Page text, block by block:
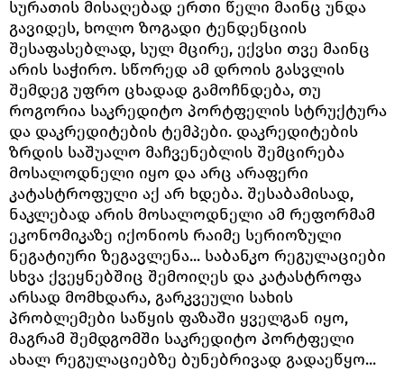
სურათის მისაღებად ერთი წელი მაინც უნდა
გავიდეს, ხოლო ზოგადი ტენდენციის
შესაფასებლად, სულ მცირე, ექვსი თვე მაინც
არის საჭირო. სწორედ ამ დროის გასვლის
შემდეგ უფრო ცხადად გამოჩნდება, თუ
როგორია საკრედიტო პორტფელის სტრუქტურა
და დაკრედიტების ტემპები. დაკრედიტების
ზრდის საშუალო მაჩვენებლის შემცირება
მოსალოდნელი იყო და არც არაფერი
კატასტროფული აქ არ ხდება. შესაბამისად,
ნაკლებად არის მოსალოდნელი ამ რეფორმამ
ეკონომიკაზე იქონიოს რაიმე სერიოზული
ნეგატიური ზეგავლენა... საბანკო რეგულაციები
სხვა ქვეყნებშიც შემოიღეს და კატასტროფა
არსად მომხდარა, გარკვეული სახის
პრობლემები საწყის ფაზაში ყველგან იყო,
მაგრამ შემდგომში საკრედიტო პორტფელი
ახალ რეგულაციებზე ბუნებრივად გადაეწყო...